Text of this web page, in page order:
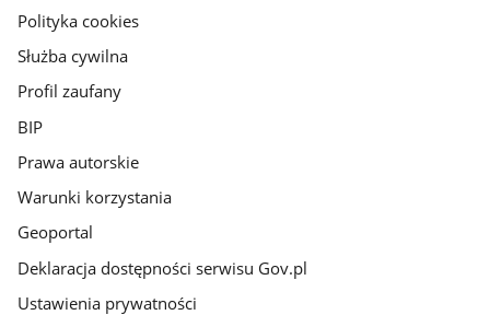
gov.pl
Polityka cookies
Służba cywilna
Profil zaufany
BIP
Prawa autorskie
Warunki korzystania
Geoportal
Deklaracja dostępności serwisu Gov.pl
Ustawienia prywatności